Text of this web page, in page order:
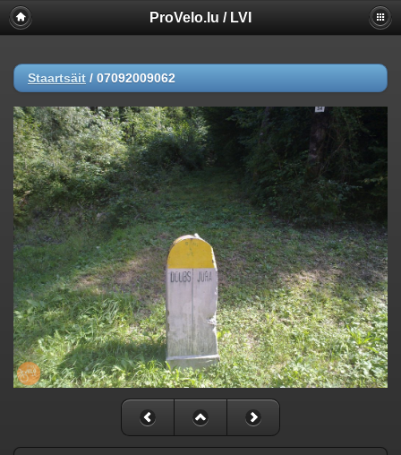
ProVelo.lu / LVI
Staartsäit / 07092009062